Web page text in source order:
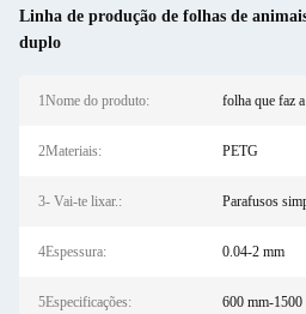
Linha de produção de folhas de
duplo
1Nome do produto: folha que faz
2Materiais: PETG
3- Vai-te lixar.: Parafusos
4Espessura: 0.04-2 mm
5Especificações: 600 mm-1500